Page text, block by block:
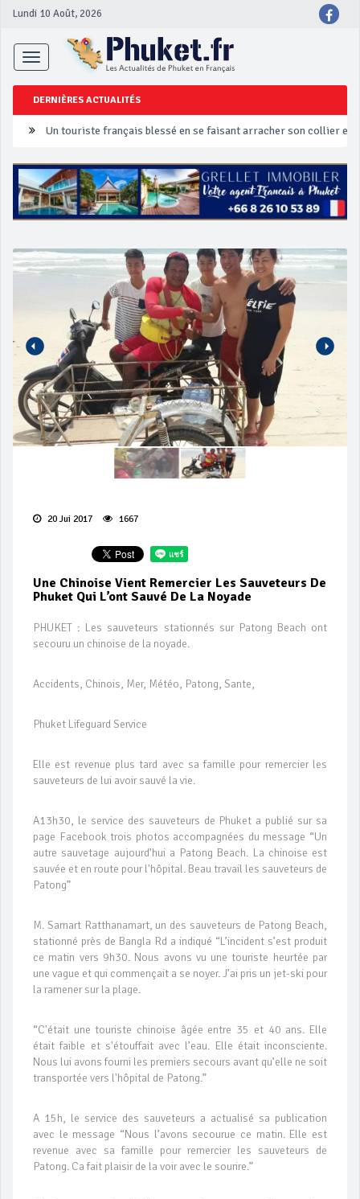
Lundi 10 Août, 2026
Toggle
navigation
DERNIÈRES ACTUALITÉS
Un touriste français blessé en se faisant arracher son collier en
Phuket Peranakan Festival
‘Phuket Eye’ assurera la sécurité pendant Songkran
Campagne de sécurité routière ‘Seven Days of Danger’ de
20 Jui 2017 1667
Une Chinoise Vient Remercier Les Sauveteurs De
Phuket Qui L’ont Sauvé De La Noyade
PHUKET : Les sauveteurs stationnés sur Patong Beach ont
secouru un chinoise de la noyade.
Accidents, Chinois, Mer, Météo, Patong, Sante,
Phuket Lifeguard Service
Elle est revenue plus tard avec sa famille pour remercier les
sauveteurs de lui avoir sauvé la vie.
A13h30, le service des sauveteurs de Phuket a publié sur sa
page Facebook trois photos accompagnées du message “Un
autre sauvetage aujourd’hui a Patong Beach. La chinoise est
sauvée et en route pour l'hôpital. Beau travail les sauveteurs de
Patong”
M. Samart Ratthanamart, un des sauveteurs de Patong Beach,
stationné près de Bangla Rd a indiqué “L’incident s’est produit
ce matin vers 9h30. Nous avons vu une touriste heurtée par
une vague et qui commençait a se noyer. J’ai pris un jet-ski pour
la ramener sur la plage.
“C'était une touriste chinoise âgée entre 35 et 40 ans. Elle
était faible et s'étouffait avec l’eau. Elle était inconsciente.
Nous lui avons fourni les premiers secours avant qu’elle ne soit
transportée vers l'hôpital de Patong.”
A 15h, le service des sauveteurs a actualisé sa publication
avec le message “Nous l’avons secourue ce matin. Elle est
revenue avec sa famille pour remercier les sauveteurs de
Patong. Ca fait plaisir de la voir avec le sourire.”